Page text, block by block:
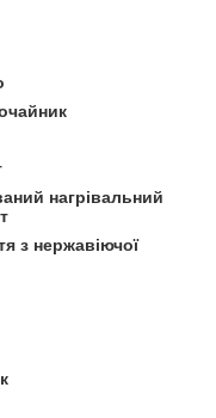
нагрівальний
з нержавіючої